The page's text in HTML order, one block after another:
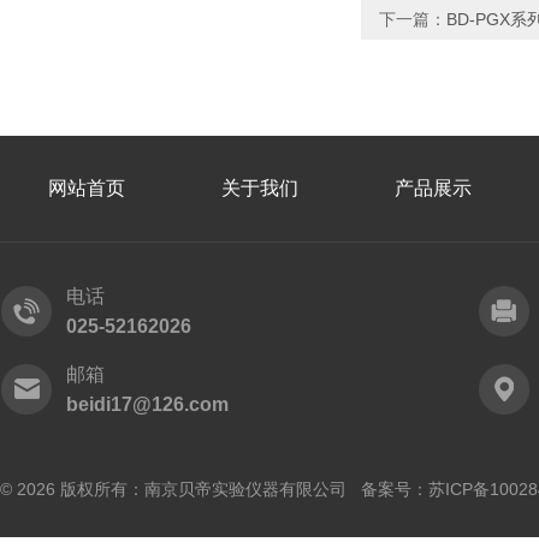
下一篇： BD-PGX系
网站首页 关于我们 产品展示
电话
025-52162026
邮箱
beidi17@126.com
© 2026 版权所有：南京贝帝实验仪器有限公司 备案号： 苏ICP备